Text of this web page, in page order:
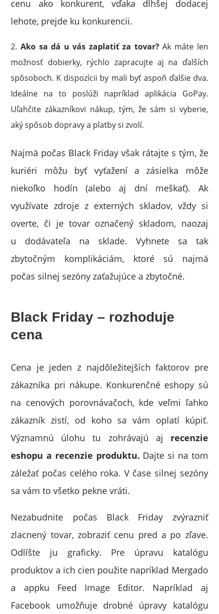
cenu ako konkurent, vďaka dlhšej dodacej
lehote, prejde ku konkurencii.
Ako sa dá u vás zaplatiť za tovar?Ak máte len
možnosť dobierky, rýchlo zapracujte aj na ďalších
spôsoboch. K dispozícii by mali byť aspoň ďalšie dva.
Ideálne na to poslúži napríklad aplikácia GoPay.
Uľahčite zákazníkovi nákup, tým, že sám si vyberie,
aký spôsob dopravy a platby si zvolí.
Najmä počas Black Friday však rátajte s tým, že
kuriéri môžu byť vyťažení a zásielka môže
niekoľko hodín (alebo aj dní meškať). Ak
využívate zdroje z externých skladov, vždy si
overte, či je tovar označený skladom, naozaj
u dodávateľa na sklade. Vyhnete sa tak
zbytočným komplikáciám, ktoré sú najmä
počas silnej sezóny zaťažujúce a zbytočné.
Black Friday – rozhoduje
cena
Cena je jeden z najdôležitejších faktorov pre
zákazníka pri nákupe. Konkurenčné eshopy sú
na cenových porovnávačoch, kde veľmi ľahko
zákazník zistí, od koho sa vám oplatí kúpiť.
Významnú úlohu tu zohrávajú aj recenzie
eshopu a recenzie produktu. Dajte si na tom
záležať počas celého roka. V čase silnej sezóny
sa vám to všetko pekne vráti.
Nezabudnite počas Black Friday zvýrazniť
zlacnený tovar, zobraziť cenu pred a po zľave.
Odlíšte ju graficky. Pre úpravu katalógu
produktov a ich cien použite napríklad Mergado
a appku Feed Image Editor. Napríklad aj
Facebook umožňuje drobné úpravy katalógu